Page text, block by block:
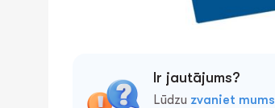
Ir jautājums?
Lūdzu zvaniet mums